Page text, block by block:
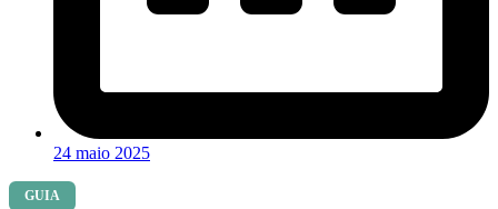
24 maio 2025
GUIA